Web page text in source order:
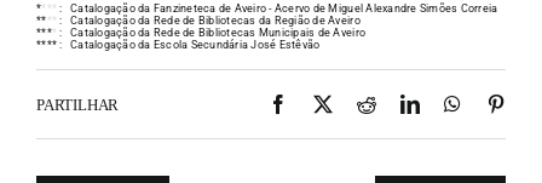
** * * :
Catalogação da Fanzineteca de Aveiro - Acervo de Miguel Alexandre Simões Correia
** * * :
Catalogação da Rede de Bibliotecas da Região de Aveiro
**** :
Catalogação da Rede de Bibliotecas Municipais de Aveiro
**** : Catalogação da Escola Secundária José Estêvão
PARTILHAR Facebook
X RedditLinkedIn